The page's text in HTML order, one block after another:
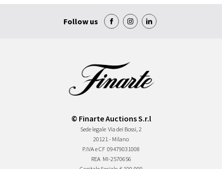
Follow us
© Finarte Auctions S.r.l
Sede legale Via dei Bossi, 2
20121 - Milano
P.IVA e CF 09479031008
REA MI-2570656